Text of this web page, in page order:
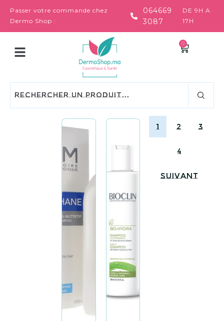
Passer votre commande chez
Dermo Shop :
064669
3087
DE 9H A
17H
0
1 2 3
4
Suivant